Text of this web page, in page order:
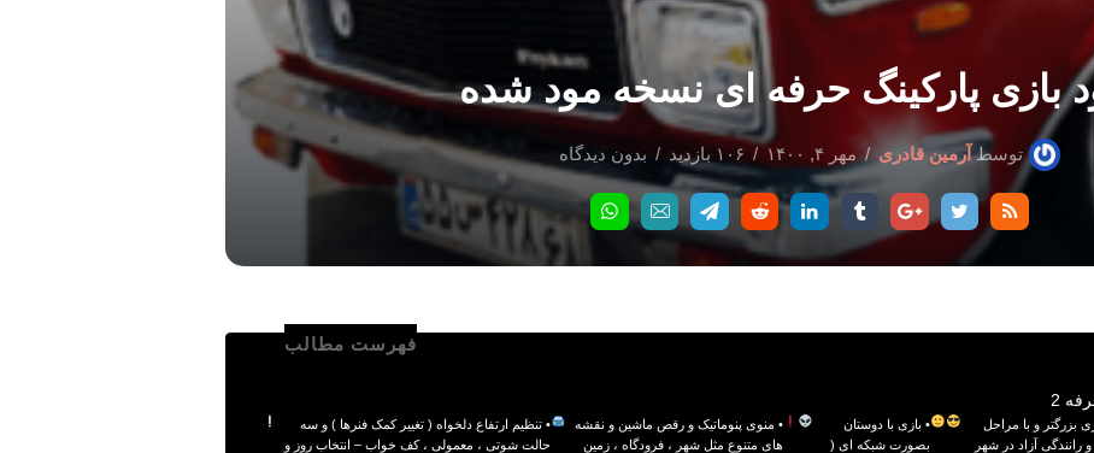
بازی پارکینگ حرفه ای نسخه مود شده
توسطآرمین قادری مهر ۴, ۱۴۰۰ ۱۰۶ بازدید بدون دیدگاه
فهرست مطالب
2
بزرگتر و با مراحل
آزاد در شهر
• بازی با دوستان
بصورت شبکه ای (
• منوی پنوماتیک و رقص ماشین و نقشه
های متنوع مثل شهر ، فرودگاه ، زمین
• تنظیم ارتفاع دلخواه ( تغییر کمک فنرها ) و سه
حالت شوتی ، معمولی ، کف خواب – انتخاب روز و